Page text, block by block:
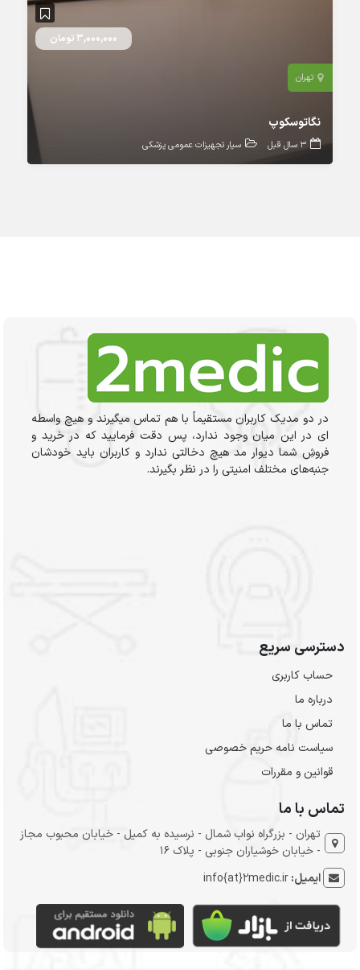
تهران
3,000,000 تومان
نگاتوسکوپ
3 سال قبل سیار تجهیزات عمومی پزشکی
در دو مدیک کاربران مستقیماً با هم تماس میگیرند و هیچ واسطه
ای در این میان وجود ندارد، پس دقت فرمایید که در خرید و
فروشِ شما دیوار مد هیچ دخالتی ندارد و کاربران باید خودشان
جنبه‌های مختلف امنیتی را در نظر بگیرند.
دسترسی سریع
حساب کاربری
درباره ما
تماس با ما
سیاست نامه حریم خصوصی
قوانین و مقررات
تماس با ما
تهران - بزرگراه نواب شمال - نرسیده به کمیل - خیابان محبوب مجاز
- خیابان خوشیاران جنوبی - پلاک 16
ایمیل:info{at}2medic.ir